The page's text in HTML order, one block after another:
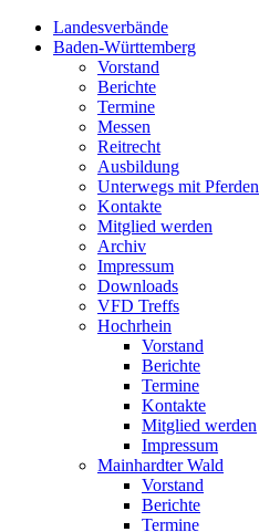
Landesverbände
Baden-Württemberg
Vorstand
Berichte
Termine
Messen
Reitrecht
Ausbildung
Unterwegs mit Pferden
Kontakte
Mitglied werden
Archiv
Impressum
Downloads
VFD Treffs
Hochrhein
Vorstand
Berichte
Termine
Kontakte
Mitglied werden
Impressum
Mainhardter Wald
Vorstand
Berichte
Termine